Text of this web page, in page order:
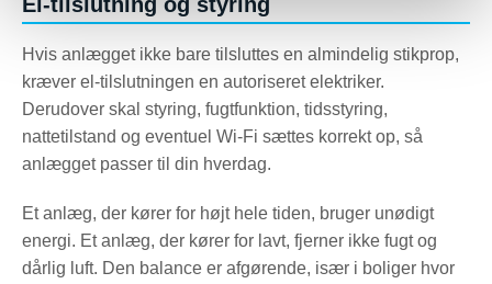
Hvis anlægget ikke bare tilsluttes en almindelig stikprop,
kræver el-tilslutningen en autoriseret elektriker.
Derudover skal styring, fugtfunktion, tidsstyring,
nattetilstand og eventuel Wi-Fi sættes korrekt op, så
anlægget passer til din hverdag.
Et anlæg, der kører for højt hele tiden, bruger unødigt
energi. Et anlæg, der kører for lavt, fjerner ikke fugt og
dårlig luft. Den balance er afgørende, især i boliger hvor